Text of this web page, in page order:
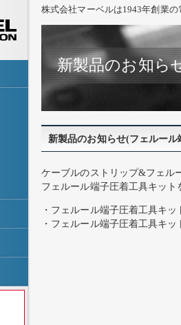
株式会社マーベルは1943年創業
新製品のお知ら
新製品のお知らせ(フェルー
ケーブルのストリップ&フェル
フェルール端子圧着工具キット
・フェルール端子圧着工具
・フェルール端子圧着工具